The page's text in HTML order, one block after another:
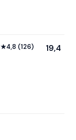
★4,8 (126) 19,4